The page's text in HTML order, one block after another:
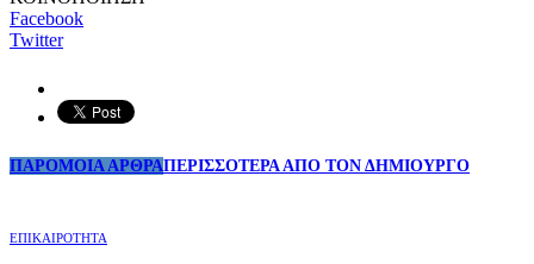
Facebook
Twitter
ΠΑΡΟΜΟΙΑ ΑΡΘΡΑΠΕΡΙΣΣΟΤΕΡΑ ΑΠΟ ΤΟΝ ΔΗΜΙΟΥΡΓΟ
ΕΠΙΚΑΙΡΟΤΗΤΑ